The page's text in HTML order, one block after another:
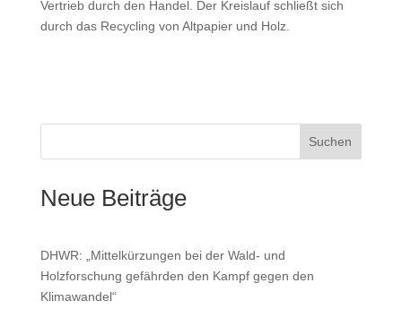
Vertrieb durch den Handel. Der Kreislauf schließt sich
durch das Recycling von Altpapier und Holz.
Suchen
Neue Beiträge
DHWR: „Mittelkürzungen bei der Wald- und
Holzforschung gefährden den Kampf gegen den
Klimawandel“